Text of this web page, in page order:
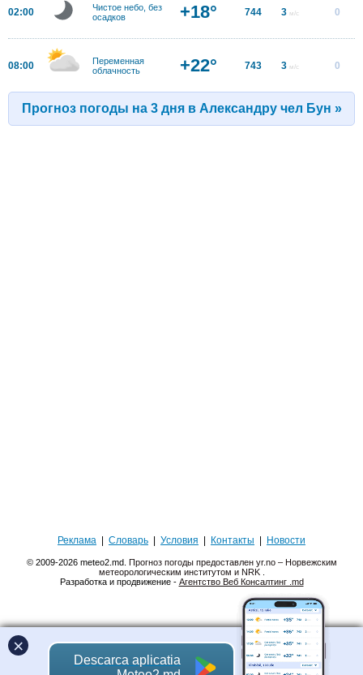
02:00
Чистое небо, без
осадков
+18° 744 3 м/с 0
08:00
Переменная
облачность
+22° 743 3 м/с 0
Прогноз погоды на 3 дня в Александру чел Бун »
Реклама Словарь Условия Контакты Новости
© 2009-2026 meteo2.md. Прогноз погоды предоставлен yr.no – Норвежским
метеорологическим институтом и NRK
Разработка и продвижение - Агентство Веб Консалтинг .md
×
Descarca aplicatia